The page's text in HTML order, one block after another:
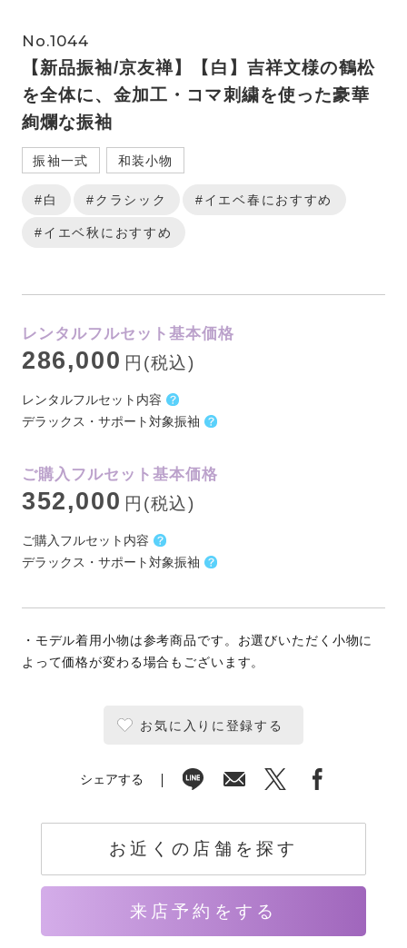
No.1044
【新品振袖/京友禅】【白】吉祥文様の鶴松
を全体に、金加工・コマ刺繍を使った豪華
絢爛な振袖
振袖一式 和装小物
#白 #クラシック #イエベ春におすすめ
#イエベ秋におすすめ
レンタルフルセット基本価格
286,000 円(税込)
レンタルフルセット内容
デラックス・サポート対象振袖
ご購入フルセット基本価格
352,000 円(税込)
ご購入フルセット内容
デラックス・サポート対象振袖
・モデル着用小物は参考商品です。お選びいただく小物に
よって価格が変わる場合もございます。
お気に入りに登録する
シェアする
お近くの店舗を探す
来店予約をする